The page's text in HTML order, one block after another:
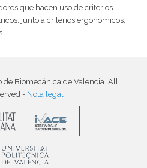
que hacen uso de criterios
junto a criterios ergonómicos,
Biomecánica de Valencia. All
- Nota legal